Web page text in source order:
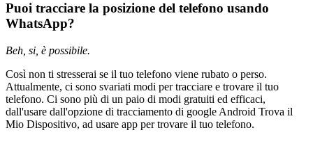
Puoi tracciare la posizione del telefono usando
WhatsApp?
Beh, si, è possibile.
Così non ti stresserai se il tuo telefono viene rubato o perso.
Attualmente, ci sono svariati modi per tracciare e trovare il tuo
telefono. Ci sono più di un paio di modi gratuiti ed efficaci,
dall'usare dall'opzione di tracciamento di google Android Trova il
Mio Dispositivo, ad usare app per trovare il tuo telefono.